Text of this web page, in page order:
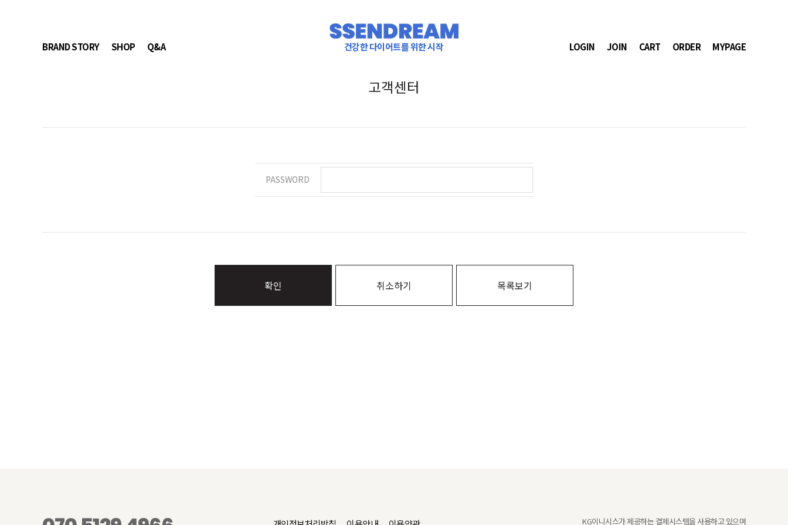
BRAND STORY SHOP Q&A 건강한 다이어트를 위한 시작 LOGIN JOIN CART ORDER MYPAGE
고객센터
PASSWORD
확인 취소하기 목록보기
KG이니시스가 제공하는 결제시스템을 사용하고 있으며